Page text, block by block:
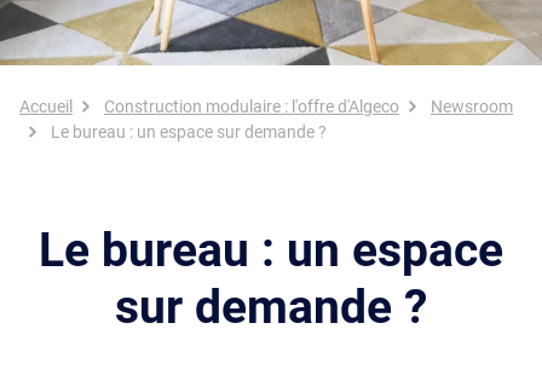
Fil d'Ariane
Accueil Construction modulaire : l'offre d'Algeco
Newsroom
Le bureau : un espace sur demande ?
Le bureau : un espace
sur demande ?